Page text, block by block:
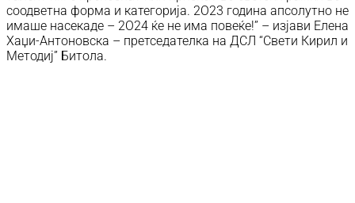
соодветна форма и категорија. 2О23 година апсолутно не
имаше насекаде – 2О24 ќе не има повеќе!” – изјави Елена
Хаџи-Антоновска – претседателка на ДСЛ “Свети Кирил и
Методиј” Битола.